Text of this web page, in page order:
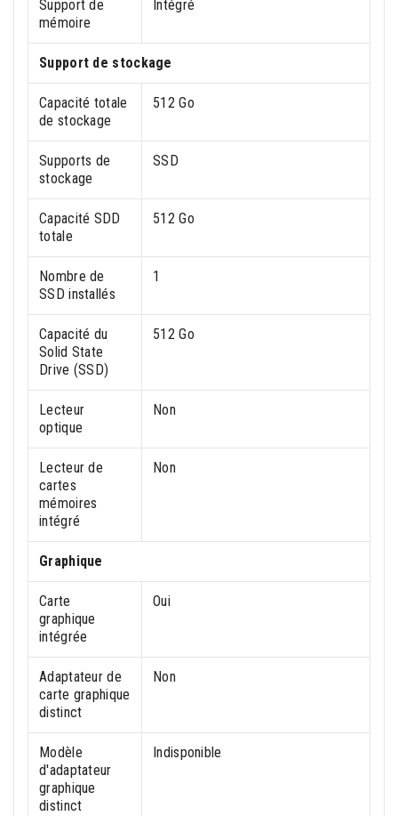
Support de
mémoire
Intégré
Support de stockage
Capacité totale
de stockage
512 Go
Supports de
stockage
SSD
Capacité SDD
totale
512 Go
Nombre de
SSD installés
1
Capacité du
Solid State
Drive (SSD)
512 Go
Lecteur
optique
Non
Lecteur de
cartes
mémoires
intégré
Non
Graphique
Carte
graphique
intégrée
Oui
Adaptateur de
carte graphique
distinct
Non
Modèle
d'adaptateur
graphique
distinct
Indisponible